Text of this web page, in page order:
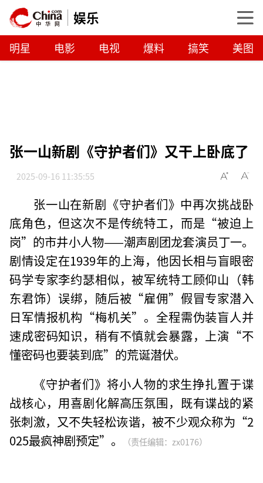
娱乐
明星 电影 电视 爆料 搞笑 美图
张一山新剧《守护者们》又干上卧底了
2025-09-16 11:35:55
张一山在新剧《守护者们》中再次挑战卧
底角色，但这次不是传统特工，而是“被迫上
岗”的市井小人物——潮声剧团龙套演员丁一。
剧情设定在1939年的上海，他因长相与盲眼密
码学专家李约瑟相似，被军统特工顾仰山（韩
东君饰）误绑，随后被“雇佣”假冒专家潜入
日军情报机构“梅机关”。全程需伪装盲人并
速成密码知识，稍有不慎就会暴露，上演“不
懂密码也要装到底”的荒诞潜伏。
《守护者们》将小人物的求生挣扎置于谍
战核心，用喜剧化解高压氛围，既有谍战的紧
张刺激，又不失轻松诙谐，被不少观众称为“2
025最疯神剧预定”。
（责任编辑：zx0176）